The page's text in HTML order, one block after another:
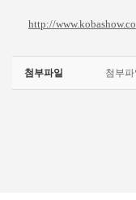
http://
첨부파일 첨부